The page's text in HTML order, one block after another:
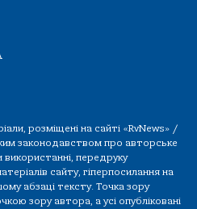
розміщені на сайті «RvNews» /
законодавством про авторське
використанні, передруку
сайту, гіперпосилання на
абзаці тексту. Точка зору
зору автора, а усі опубліковані